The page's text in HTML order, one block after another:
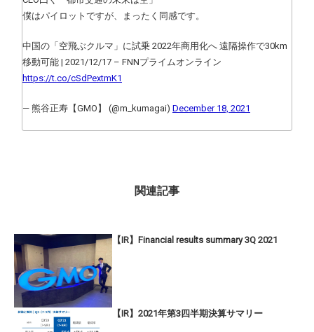
僕はパイロットですが、まったく同感です。
中国の「空飛ぶクルマ」に試乗 2022年商用化へ 遠隔操作で30km
移動可能 | 2021/12/17 – FNNプライムオンライン
https://t.co/cSdPextmK1
— 熊谷正寿【GMO】 (@m_kumagai) December 18, 2021
関連記事
【IR】Financial results summary 3Q 2021
【IR】2021年第3四半期決算サマリー